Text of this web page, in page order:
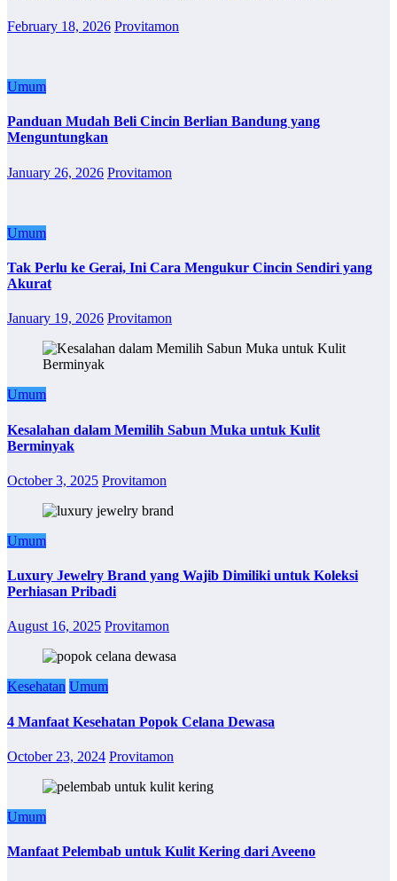
February 18, 2026 Provitamon
Umum
Panduan Mudah Beli Cincin Berlian Bandung yang
Menguntungkan
January 26, 2026 Provitamon
Umum
Tak Perlu ke Gerai, Ini Cara Mengukur Cincin Sendiri yang
Akurat
January 19, 2026 Provitamon
Umum
Kesalahan dalam Memilih Sabun Muka untuk Kulit
Berminyak
October 3, 2025 Provitamon
Umum
Luxury Jewelry Brand yang Wajib Dimiliki untuk Koleksi
Perhiasan Pribadi
August 16, 2025 Provitamon
Kesehatan Umum
4 Manfaat Kesehatan Popok Celana Dewasa
October 23, 2024 Provitamon
Umum
Manfaat Pelembab untuk Kulit Kering dari Aveeno